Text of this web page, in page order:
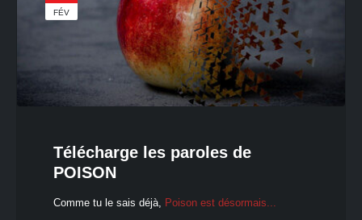
FÉV
Télécharge les paroles de
POISON
Comme tu le sais déjà, Poison est désormais...